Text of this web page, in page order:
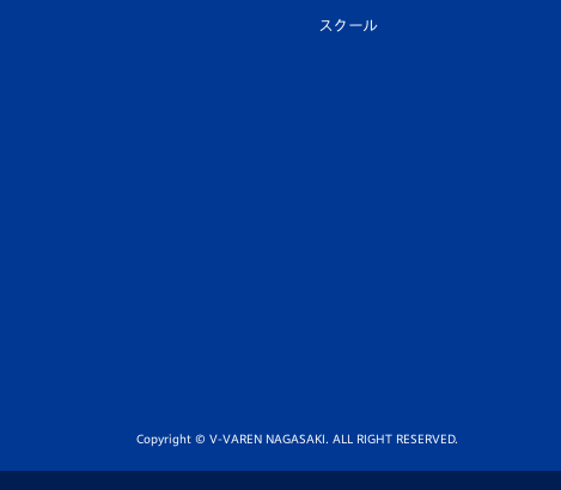
スクール
Copyright © V-VAREN NAGASAKI. ALL RIGHT RESERVED.